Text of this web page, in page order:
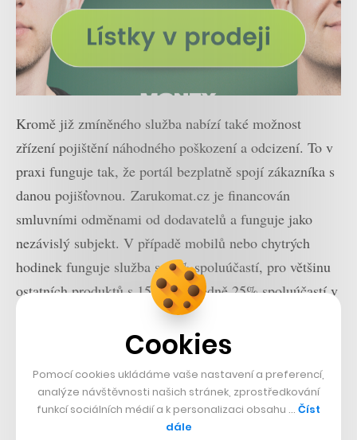
Kromě již zmíněného služba nabízí také možnost
zřízení pojištění náhodného poškození a odcizení. To v
praxi funguje tak, že portál bezplatně spojí zákazníka s
danou pojišťovnou. Zarukomat.cz je financován
smluvními odměnami od dodavatelů a funguje jako
nezávislý subjekt. V případě mobilů nebo chytrých
hodinek funguje služba s 10% spoluúčastí, pro většinu
ostatních produktů s 15% a následně 25% spoluúčastí v
Přečtěte si také
Online supermarket Rohlik.cz
rozšíří nabídku potravin
Marks & Spencer o 650
Cookies
Pomocí cookies ukládáme vaše nastavení a preferencí,
analýze návštěvnosti našich stránek, zprostředkování
funkcí sociálních médií a k personalizaci obsahu … Číst
dále